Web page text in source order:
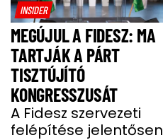
INSIDER
MEGÚJUL A FIDESZ: MA
TARTJÁK A PÁRT
TISZTÚJÍTÓ
KONGRESSZUSÁT
A Fidesz szervezeti
felépítése jelentősen